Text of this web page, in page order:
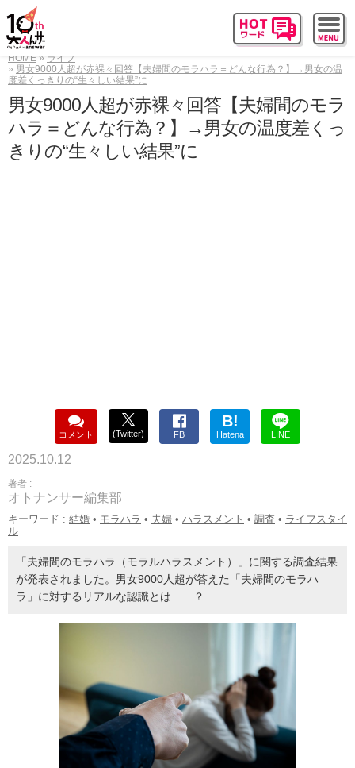
HOME
ライフ
男女9000人超が赤裸々回答【夫婦間のモラハラ＝どんな行為？】→男女の温
度差くっきりの“生々しい結果”に
男女9000人超が赤裸々回答【夫婦間のモラ
ハラ＝どんな行為？】→男女の温度差くっ
きりの“生々しい結果”に
コメント (Twitter) FB
B!
Hatena LINE
2025.10.12
著者 :
オトナンサー編集部
キーワード : 結婚 • モラハラ • 夫婦 • ハラスメント • 調査 • ライフスタイ
ル
「夫婦間のモラハラ（モラルハラスメント）」に関する調査結果
が発表されました。男女9000人超が答えた「夫婦間のモラハ
ラ」に対するリアルな認識とは……？